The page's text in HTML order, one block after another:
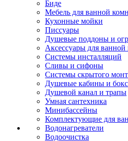
Биде
Мебель для ванной
Кухонные мойки
Писсуары
Душевые поддоны и
Аксессуары для
Системы инсталляций
Сливы и сифоны
Системы скрытого
Душевые кабины и
Душевой канал и трапы
Умная сантехника
Минибассейны
Комплектующие для
Водонагреватели
Водоочистка